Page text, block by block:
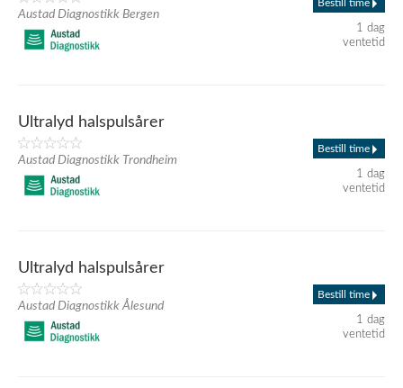
Austad Diagnostikk Bergen
Bestill time
1 dag
ventetid
Ultralyd halspulsårer
Austad Diagnostikk Trondheim
Bestill time
1 dag
ventetid
Ultralyd halspulsårer
Austad Diagnostikk Ålesund
Bestill time
1 dag
ventetid